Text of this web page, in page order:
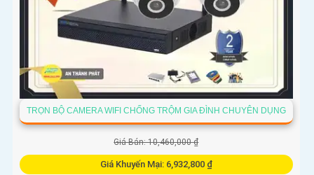
TRỌN BỘ CAMERA WIFI CHỐNG TRỘM GIA ĐÌNH CHUYÊN DỤNG
Giá Bán: 10,460,000 ₫
Giá Khuyến Mại: 6,932,800 ₫